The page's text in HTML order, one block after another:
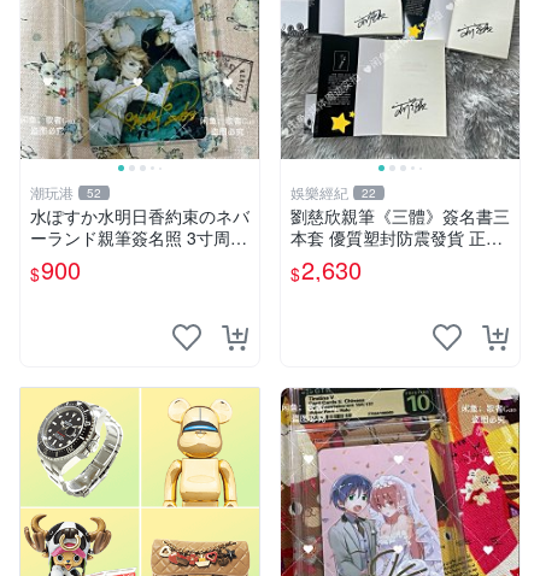
潮玩港 52
水ぽすか水明日香約束のネバ
ーランド親筆簽名照 3寸周邊
照片 面簽正品 簽名照周邊
$900
娛樂經紀 22
劉慈欣親筆《三體》簽名書三
本套 優質塑封防震發貨 正版
收藏推薦 三體 經典 科幻小說
$2,630